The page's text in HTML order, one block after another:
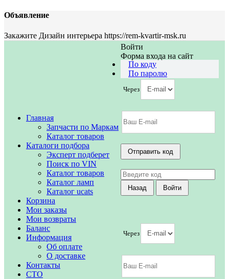
Объявление
Закажите Дизайн интерьера https://rem-kvartir-msk.ru
Главная
Запчасти по Маркам
Каталог товаров
Каталоги подбора
Эксперт подберет
Поиск по VIN
Каталог товаров
Каталог ламп
Каталог ucats
Корзина
Мои заказы
Мои возвраты
Баланс
Информация
Об оплате
О доставке
Контакты
СТО
Войти
Форма входа на сайт
По коду
По паролю
Через
Через